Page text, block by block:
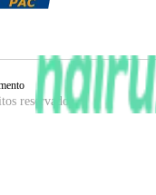
reservados.